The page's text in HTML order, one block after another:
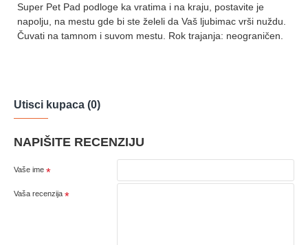
Super Pet Pad podloge ka vratima i na kraju, postavite je
napolju, na mestu gde bi ste želeli da Vaš ljubimac vrši nuždu.
Čuvati na tamnom i suvom mestu. Rok trajanja: neograničen.
Utisci kupaca (0)
NAPIŠITE RECENZIJU
Vaše ime
Vaša recenzija